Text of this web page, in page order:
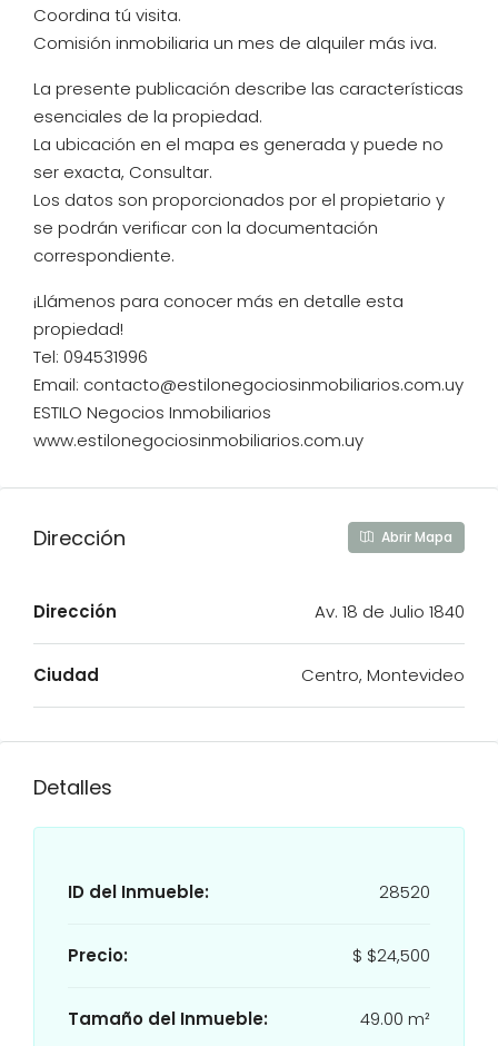
Coordina tú visita.
Comisión inmobiliaria un mes de alquiler más iva.
La presente publicación describe las características
esenciales de la propiedad.
La ubicación en el mapa es generada y puede no
ser exacta, Consultar.
Los datos son proporcionados por el propietario y
se podrán verificar con la documentación
correspondiente.
¡Llámenos para conocer más en detalle esta
propiedad!
Tel: 094531996
Email: contacto@estilonegociosinmobiliarios.com.uy
ESTILO Negocios Inmobiliarios
www.estilonegociosinmobiliarios.com.uy
Dirección Abrir Mapa
Dirección Av. 18 de Julio 1840
Ciudad Centro, Montevideo
Detalles
ID del Inmueble: 28520
Precio: $ $24,500
Tamaño del Inmueble: 49.00 m²